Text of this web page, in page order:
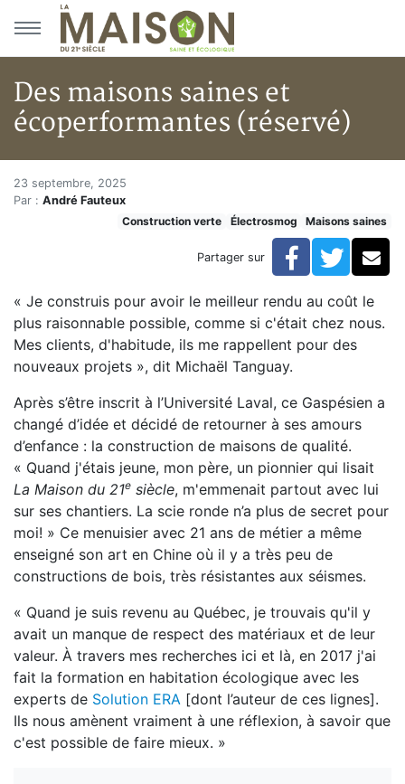
Aller au menu principal
Aller au contenu principal
Des maisons saines et
écoperformantes (réservé)
Accueil
Articles
Maisons saines
Hypersensibilités environnementales
Des maisons saines et écoperformantes (réservé)
Des maisons saines et
23 septembre, 2025
Par : André Fauteux
Construction verte
Électrosmog Maisons saines
Partager sur Facebook
« Je construis pour avoir le meilleur rendu au coût le
plus raisonnable possible, comme si c'était chez nous.
Mes clients, d'habitude, ils me rappellent pour des
nouveaux projets », dit Michaël Tanguay.
Après s’être inscrit à l’Université Laval, ce Gaspésien a
changé d’idée et décidé de retourner à ses amours
d’enfance : la construction de maisons de qualité.
« Quand j'étais jeune, mon père, un pionnier qui lisait
La Maison du 21e siècle, m'emmenait partout avec lui
sur ses chantiers. La scie ronde n’a plus de secret pour
moi! » Ce menuisier avec 21 ans de métier a même
enseigné son art en Chine où il y a très peu de
constructions de bois, très résistantes aux séismes.
« Quand je suis revenu au Québec, je trouvais qu'il y
avait un manque de respect des matériaux et de leur
valeur. À travers mes recherches ici et là, en 2017 j'ai
fait la formation en habitation écologique avec les
experts de Solution ERA [dont l’auteur de ces lignes].
Ils nous amènent vraiment à une réflexion, à savoir que
c'est possible de faire mieux. »